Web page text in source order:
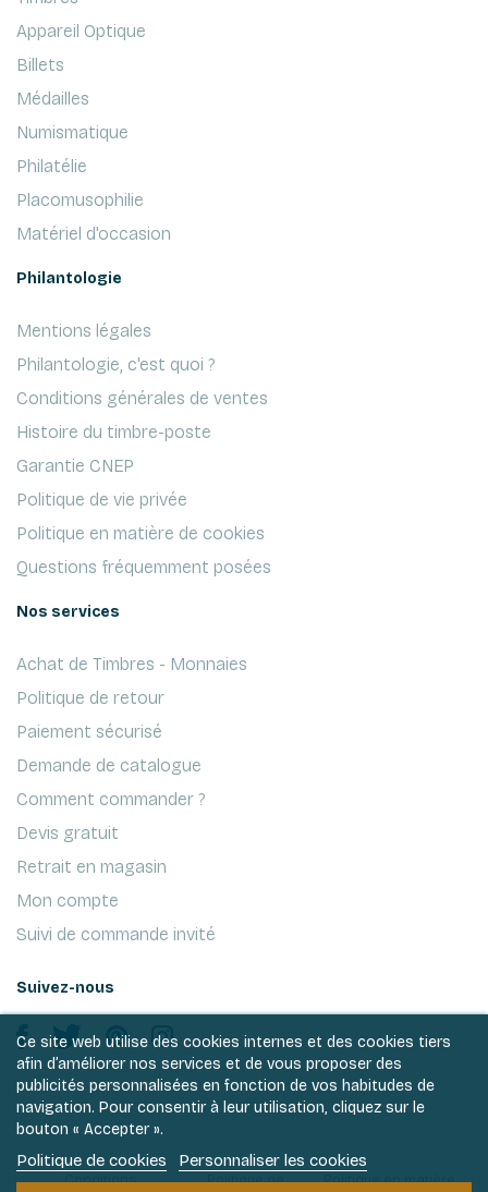
Appareil Optique
Billets
Médailles
Numismatique
Philatélie
Placomusophilie
Matériel d'occasion
Philantologie
Mentions légales
Philantologie, c'est quoi ?
Conditions générales de ventes
Histoire du timbre-poste
Garantie CNEP
Politique de vie privée
Politique en matière de cookies
Questions fréquemment posées
Nos services
Achat de Timbres - Monnaies
Politique de retour
Paiement sécurisé
Demande de catalogue
Comment commander ?
Devis gratuit
Retrait en magasin
Mon compte
Suivi de commande invité
Suivez-nous
Ce site web utilise des cookies internes et des cookies tiers
afin d’améliorer nos services et de vous proposer des
publicités personnalisées en fonction de vos habitudes de
navigation. Pour consentir à leur utilisation, cliquez sur le
bouton « Accepter ».
Politique de cookies Personnaliser les cookies
Conditions
Politique de
Politique en matière